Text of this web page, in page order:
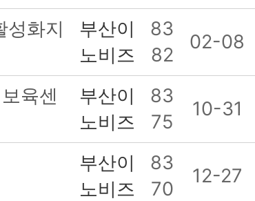
성화지
부산이
노비즈
83
82
02-08
육센
부산이
노비즈
83
75
10-31
부산이
노비즈
83
70
12-27